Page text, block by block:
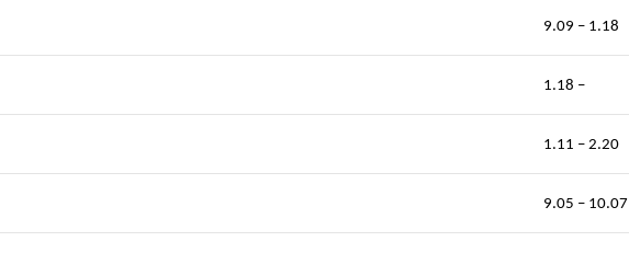
9.09 – 1.18
1.18 –
1.11 – 2.20
9.05 – 10.07